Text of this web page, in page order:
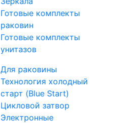
Готовые комплекты
раковин
Готовые комплекты
унитазов
Для раковины
Технология холодный
старт (Blue Start)
Цикловой затвор
Электронные